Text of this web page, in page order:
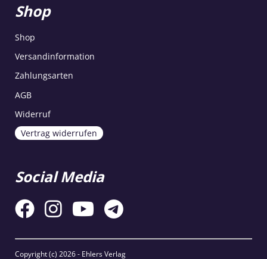
Shop
Shop
Versandinformation
Zahlungsarten
AGB
Widerruf
Vertrag widerrufen
Social Media
Copyright (c) 2026 - Ehlers Verlag